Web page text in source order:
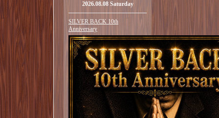
2026.08.08 Saturday
SILVER BACK 10th
Anniversary